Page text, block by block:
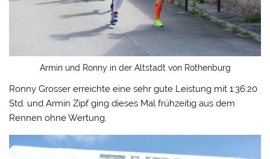
Armin und Ronny in der Altstadt von Rothenburg
Ronny Grosser erreichte eine sehr gute Leistung mit 1:36:20
Std. und Armin Zipf ging dieses Mal frühzeitig aus dem
Rennen ohne Wertung.